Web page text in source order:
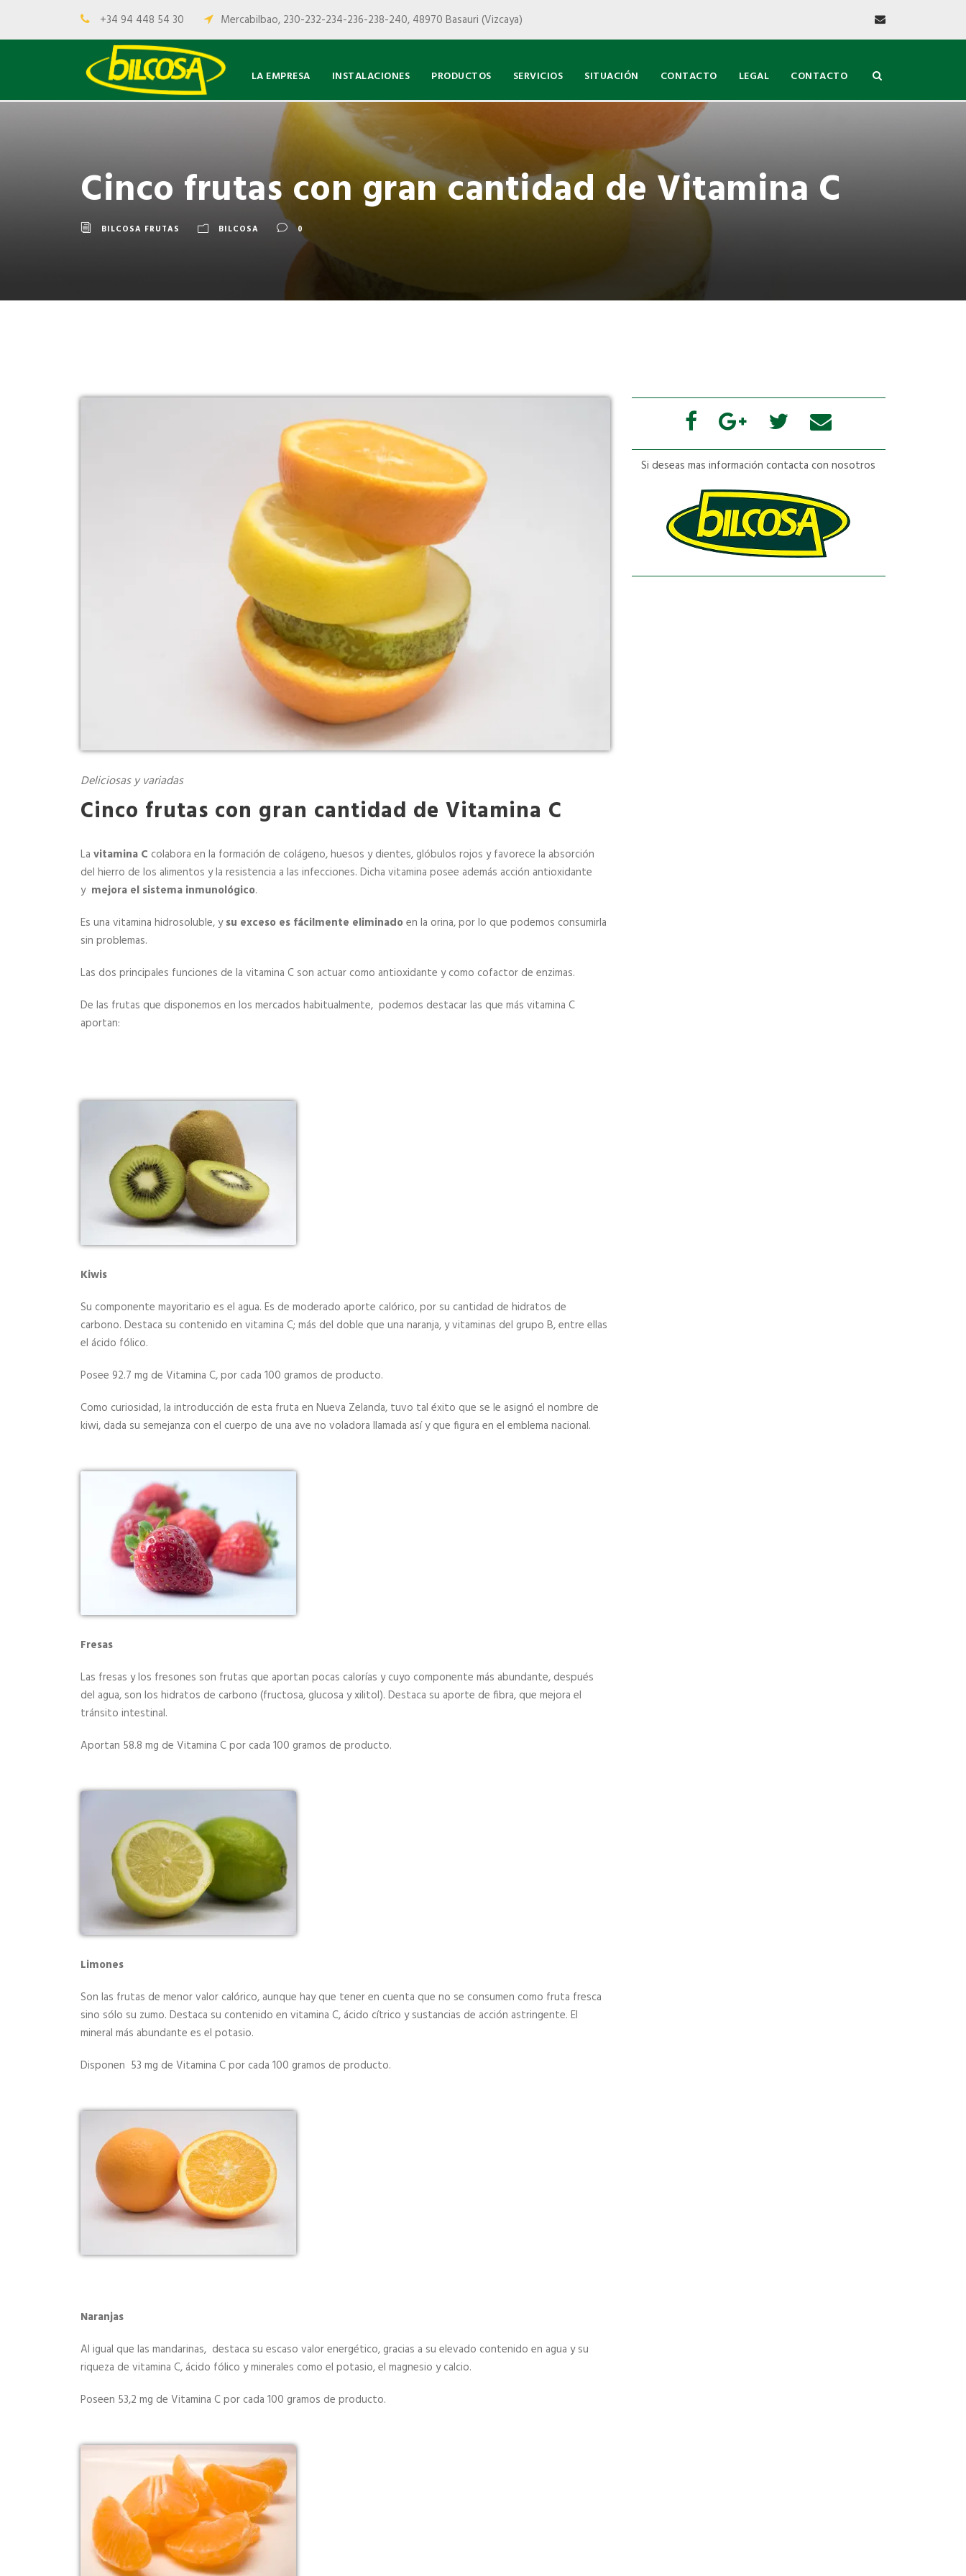
+34 94 448 54 30 Mercabilbao, 230-232-234-236-238-240, 48970 Basauri (Vizcaya)
LA EMPRESA INSTALACIONES PRODUCTOS SERVICIOS SITUACIÓN CONTACTO LEGAL CONTACTO
Cinco frutas con gran cantidad de Vitamina C
BILCOSA FRUTAS BILCOSA 0
Deliciosas y variadas
Cinco frutas con gran cantidad de Vitamina C
La vitamina C colabora en la formación de colágeno, huesos y dientes, glóbulos rojos y favorece la absorción
del hierro de los alimentos y la resistencia a las infecciones. Dicha vitamina posee además acción antioxidante
y mejora el sistema inmunológico.
Es una vitamina hidrosoluble, ysu exceso es fácilmente eliminadoen la orina, por lo que podemos consumirla
sin problemas.
Las dos principales funciones de la vitamina C son actuar como antioxidante y como cofactor de enzimas.
De las frutas que disponemos en los mercados habitualmente, podemos destacar las que más vitamina C
aportan:
Kiwis
Su componente mayoritario es el agua. Es de moderado aporte calórico, por su cantidad de hidratos de
carbono. Destaca su contenido en vitamina C; más del doble que una naranja, y vitaminas del grupo B, entre ellas
el ácido fólico.
Posee 92.7 mg de Vitamina C, por cada 100 gramos de producto.
Como curiosidad, la introducción de esta fruta en Nueva Zelanda, tuvo tal éxito que se le asignó el nombre de
kiwi, dada su semejanza con el cuerpo de una ave no voladora llamada así y que figura en el emblema nacional.
Fresas
Las fresas y los fresones son frutas que aportan pocas calorías y cuyo componente más abundante, después
del agua, son los hidratos de carbono (fructosa, glucosa y xilitol). Destaca su aporte de fibra, que mejora el
tránsito intestinal.
Aportan 58.8 mg de Vitamina C por cada 100 gramos de producto.
Limones
Son las frutas de menor valor calórico, aunque hay que tener en cuenta que no se consumen como fruta fresca
sino sólo su zumo. Destaca su contenido en vitamina C, ácido cítrico y sustancias de acción astringente. El
mineral más abundante es el potasio.
Disponen 53 mg de Vitamina C por cada 100 gramos de producto.
Naranjas
Al igual que las mandarinas, destaca su escaso valor energético, gracias a su elevado contenido en agua y su
riqueza de vitamina C, ácido fólico y minerales como el potasio, el magnesio y calcio.
Poseen 53,2 mg de Vitamina C por cada 100 gramos de producto.
Si deseas mas información contacta con nosotros